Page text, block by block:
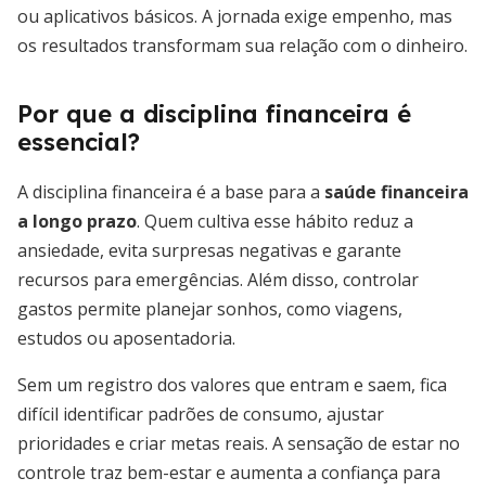
ou aplicativos básicos. A jornada exige empenho, mas
os resultados transformam sua relação com o dinheiro.
Por que a disciplina financeira é
essencial?
A disciplina financeira é a base para a saúde financeira
a longo prazo. Quem cultiva esse hábito reduz a
ansiedade, evita surpresas negativas e garante
recursos para emergências. Além disso, controlar
gastos permite planejar sonhos, como viagens,
estudos ou aposentadoria.
Sem um registro dos valores que entram e saem, fica
difícil identificar padrões de consumo, ajustar
prioridades e criar metas reais. A sensação de estar no
controle traz bem-estar e aumenta a confiança para